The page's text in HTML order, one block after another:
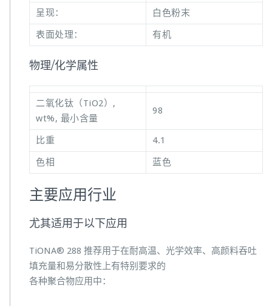
呈现：
白色粉末
表面处理：
有机
物理/化学属性
二氧化钛（TiO2）,
wt%, 最小含量
98
比重
4.1
色相
蓝色
主要应用行业
尤其适用于以下应用
TiONA® 288 推荐用于在耐高温、光学效率、高颜料吞吐
填充量和易分散性上有特别要求的
各种聚合物应用中：